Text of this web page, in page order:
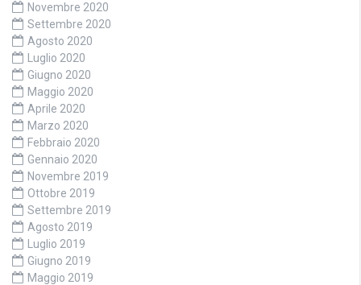
Novembre 2020
Settembre 2020
Agosto 2020
Luglio 2020
Giugno 2020
Maggio 2020
Aprile 2020
Marzo 2020
Febbraio 2020
Gennaio 2020
Novembre 2019
Ottobre 2019
Settembre 2019
Agosto 2019
Luglio 2019
Giugno 2019
Maggio 2019